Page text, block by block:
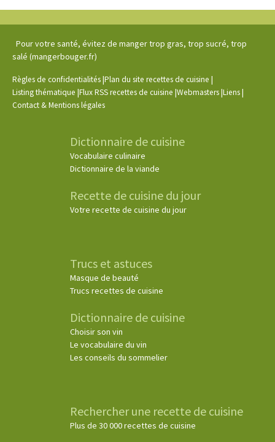
Pour votre santé, évitez de manger trop gras, trop sucré, trop
salé (mangerbouger.fr)
Règles de confidentialités|Plan du site recettes de cuisine |
Listing thématique |Flux RSS recettes de cuisine |Webmasters|Liens|
Contact & Mentions légales
Dictionnaire de cuisine
Vocabulaire culinaire
Dictionnaire de la viande
Recette de cuisine du jour
Votre recette de cuisine du jour
Trucs et astuces
Masque de beauté
Trucs recettes de cuisine
Dictionnaire de cuisine
Choisir son vin
Le vocabulaire du vin
Les conseils du sommelier
Rechercher une recette de cuisine
Plus de 30 000 recettes de cuisine